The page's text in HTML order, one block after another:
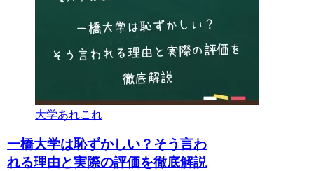
大学あれこれ
一橋大学は恥ずかしい？そう言わ
れる理由と実際の評価を徹底解説